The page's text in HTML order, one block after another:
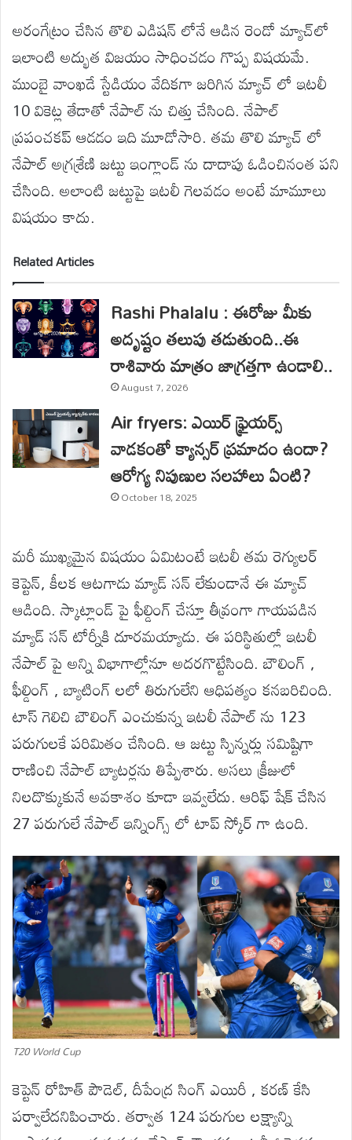
అరంగేట్రం చేసిన తొలి ఎడిషన్ లోనే ఆడిన రెండో మ్యాచ్‌లో
ఇలాంటి అద్భుత విజయం సాధించడం గొప్ప విషయమే.
ముంబై వాంఖడే స్టేడియం వేదికగా జరిగిన మ్యాచ్ లో ఇటలీ
10 వికెట్ల తేడాతో నేపాల్ ను చిత్తు చేసింది. నేపాల్
ప్రపంచకప్ ఆడడం ఇది మూడోసారి. తమ తొలి మ్యాచ్ లో
నేపాల్ అగ్రశ్రేణి జట్టు ఇంగ్లాండ్ ను దాదాపు ఓడించినంత పని
చేసింది. అలాంటి జట్టుపై ఇటలీ గెలవడం అంటే మామూలు
విషయం కాదు.
Related Articles
Rashi Phalalu : ఈరోజు మీకు
అదృష్టం తలుపు తడుతుంది..ఈ
రాశివారు మాత్రం జాగ్రత్తగా ఉండాలి..
August 7, 2026
Air fryers: ఎయిర్ ఫ్రైయర్స్
వాడకంతో క్యాన్సర్ ప్రమాదం ఉందా?
ఆరోగ్య నిపుణుల సలహాలు ఏంటి?
October 18, 2025
మరీ ముఖ్యమైన విషయం ఏమిటంటే ఇటలీ తమ రెగ్యులర్
కెప్టెన్, కీలక ఆటగాడు మ్యాడ్ సన్ లేకుండానే ఈ మ్యాచ్
ఆడింది. స్కాట్లాండ్ పై ఫీల్డింగ్ చేస్తూ తీవ్రంగా గాయపడిన
మ్యాడ్ సన్ టోర్నీకి దూరమయ్యాడు. ఈ పరిస్థితుల్లో ఇటలీ
నేపాల్ పై అన్ని విభాగాల్లోనూ అదరగొట్టేసింది. బౌలింగ్ ,
ఫీల్డింగ్ , బ్యాటింగ్ లలో తిరుగులేని ఆధిపత్యం కనబరిచింది.
టాస్ గెలిచి బౌలింగ్ ఎంచుకున్న ఇటలీ నేపాల్ ను 123
పరుగులకే పరిమితం చేసింది. ఆ జట్టు స్పిన్నర్లు సమిష్టిగా
రాణించి నేపాల్ బ్యాటర్లను తిప్పేశారు. అసలు క్రీజులో
నిలదొక్కుకునే అవకాశం కూడా ఇవ్వలేదు. ఆరిఫ్ షేక్ చేసిన
27 పరుగులే నేపాల్ ఇన్నింగ్స్ లో టాప్ స్కోర్ గా ఉంది.
T20 World Cup
కెప్టెన్‌ రోహిత్‌ పౌడెల్‌, దీపేంద్ర సింగ్‌ ఎయిరీ , కరణ్‌ కేసి
పర్వాలేదనిపించారు. తర్వాత 124 పరుగుల లక్ష్యాన్ని